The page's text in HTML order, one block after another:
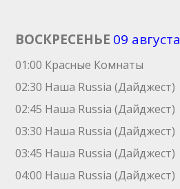
ВОСКРЕСЕНЬЕ 09 августа
01:00 Красные Комнаты
02:30 Наша Russia (Дайджест)
02:45 Наша Russia (Дайджест)
03:30 Наша Russia (Дайджест)
03:45 Наша Russia (Дайджест)
04:00 Наша Russia (Дайджест)